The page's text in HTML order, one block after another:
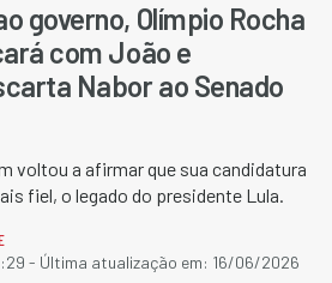
governo, Olímpio Rocha
com João e
Nabor ao Senado
voltou a afirmar que sua candidatura
fiel, o legado do presidente Lula.
- Última atualização em: 16/06/2026